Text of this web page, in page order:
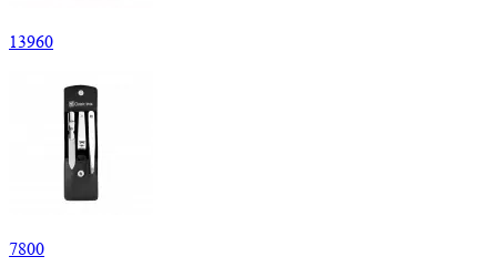
13960
7800